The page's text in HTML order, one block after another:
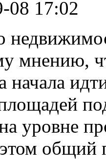
08 17:02
мнению,
начала
уровне
общий